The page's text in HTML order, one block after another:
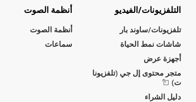
التلفزيونات/الفيديو
تلفزيونات/ساوند بار
شاشات نمط الحياة
أجهزة عرض
متجر محتوى إل جي (تلفزيونا
ت)
دليل الشراء
أنظمة الصوت
أنظمة الصوت
سماعات